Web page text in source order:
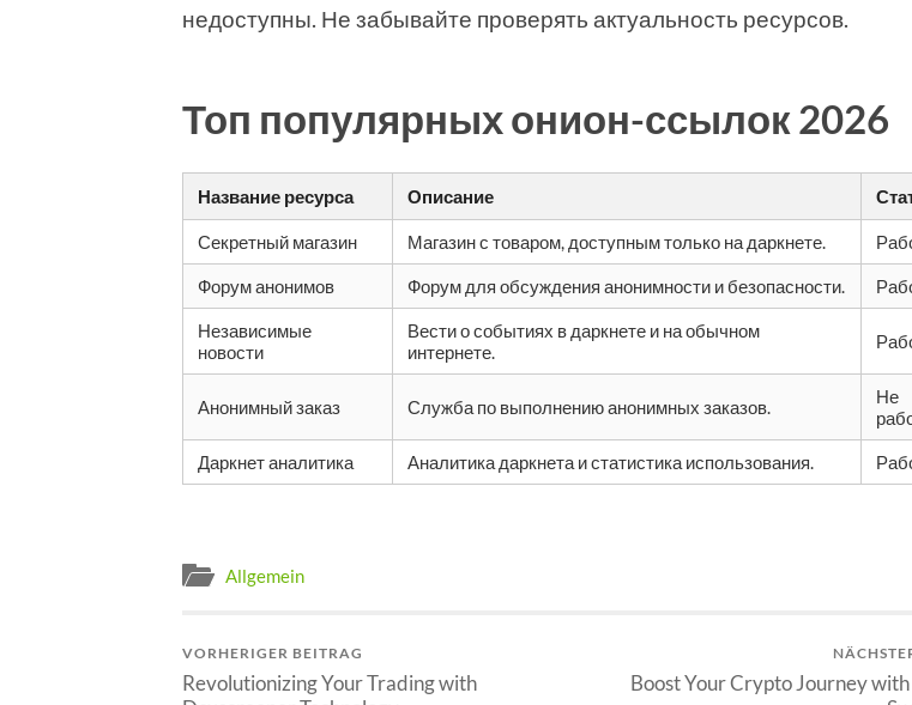
недоступны. Не забывайте проверять актуальность ресурсов.
Топ популярных онион-ссылок 2026
Название ресурса Описание
Секретный магазин Магазин с товаром, доступным только на даркнете.
Форум анонимов Форум для обсуждения анонимности и безопасности.
Независимые
новости
Вести о событиях в даркнете и на обычном
интернете.
Анонимный заказ Служба по выполнению анонимных заказов.
Не
Даркнет аналитика Аналитика даркнета и статистика использования.
Allgemein
VORHERIGER BEITRAG
Revolutionizing Your Trading with
Boost Your Crypto Journey